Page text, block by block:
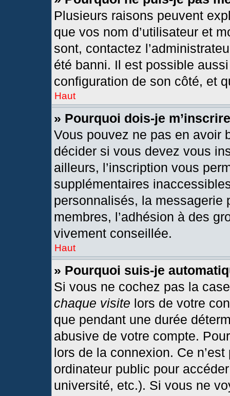
Plusieurs raisons peuvent
que vos nom d’utilisateur et
sont, contactez
été banni. Il est possible
configuration de son côté, et
Haut
» Pourquoi dois-je
Vous pouvez ne pas en avoir
décider si vous devez vous
ailleurs, l’inscription vous
supplémentaires
personnalisés, la messagerie
membres, l’adhésion à des
vivement conseillée.
Haut
» Pourquoi suis-je
Si vous ne cochez pas la
chaque visite lors de votre
que pendant une durée
abusive de votre compte.
lors de la connexion. Ce
ordinateur public pour
université, etc.). Si vous ne